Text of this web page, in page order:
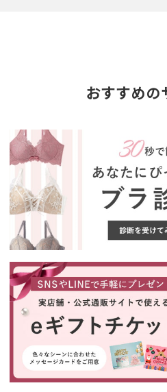
おすすめの